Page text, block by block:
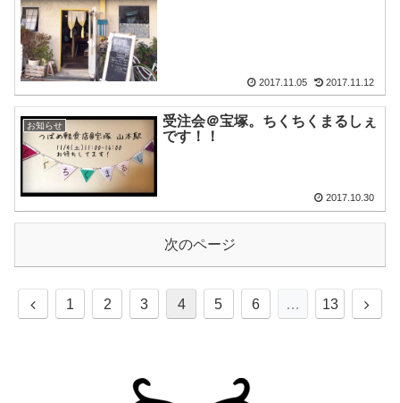
2017.11.05 2017.11.12
お知らせ
受注会＠宝塚。ちくちくまるしぇ
です！！
2017.10.30
次のページ
1 2 3 4 5 6 … 13